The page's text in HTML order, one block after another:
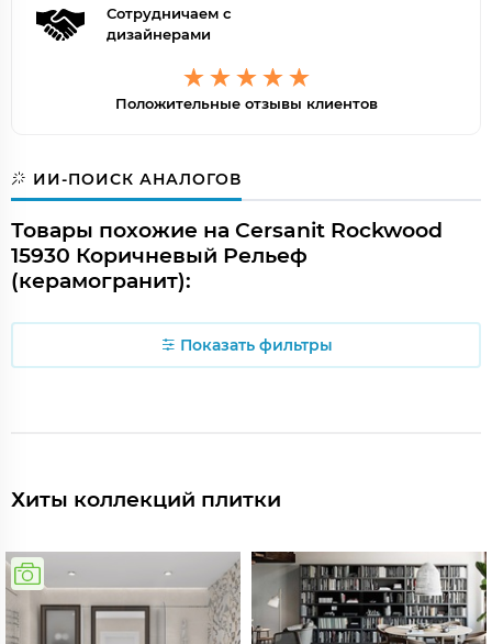
Сотрудничаем с
дизайнерами
Положительные отзывы клиентов
ИИ-ПОИСК АНАЛОГОВ
Товары похожие на Cersanit Rockwood
15930 Коричневый Рельеф
(керамогранит):
Показать фильтры
Хиты коллекций плитки